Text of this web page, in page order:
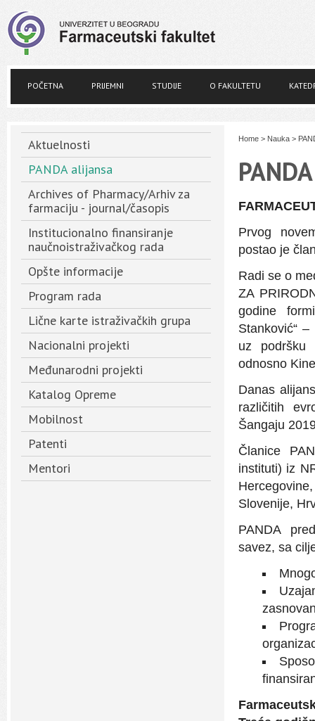
POČETNA PRIJEMNI STUDIJE O FAKULTETU
Aktuelnosti
PANDA alijansa
Archives of Pharmacy/Arhiv za
farmaciju - journal/časopis
Institucionalno finansiranje
naučnoistraživačkog rada
Opšte informacije
Program rada
Lične karte istraživačkih grupa
Nacionalni projekti
Međunarodni projekti
Katalog Opreme
Mobilnost
Patenti
Mentori
Home > Nauka >
Prvog
postao je
Radi se o
ZA
godine
Stanković“
uz podršku
odnosno
Danas
različitih
Šangaju
Članice
instituti) iz
Slovenije,
PANDA
savez, sa